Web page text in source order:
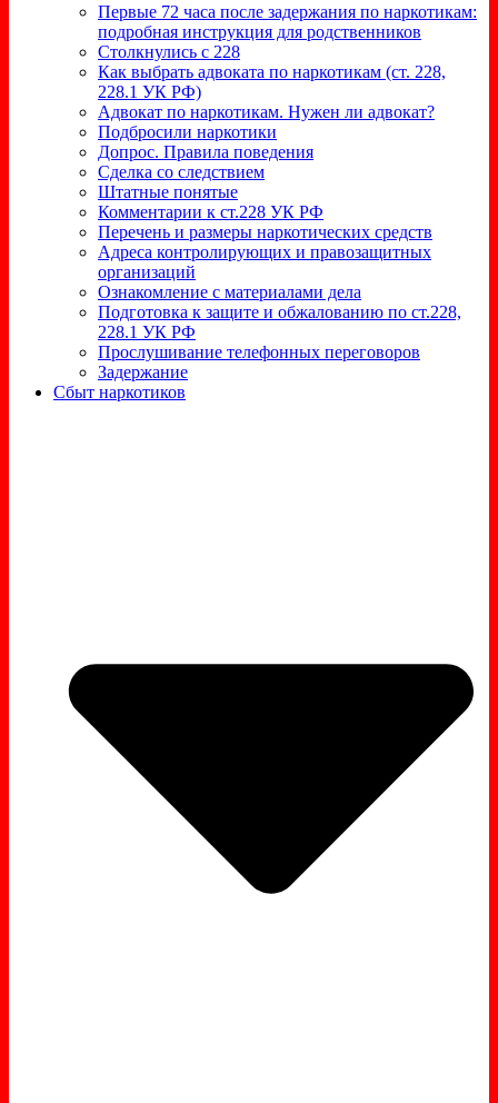
Первые 72 часа после задержания по наркотикам:
подробная инструкция для родственников
Столкнулись с 228
Как выбрать адвоката по наркотикам (ст. 228,
228.1 УК РФ)
Адвокат по наркотикам. Нужен ли адвокат?
Подбросили наркотики
Допрос. Правила поведения
Сделка со следствием
Штатные понятые
Комментарии к ст.228 УК РФ
Перечень и размеры наркотических средств
Адреса контролирующих и правозащитных
организаций
Ознакомление с материалами дела
Подготовка к защите и обжалованию по ст.228,
228.1 УК РФ
Прослушивание телефонных переговоров
Задержание
Сбыт наркотиков